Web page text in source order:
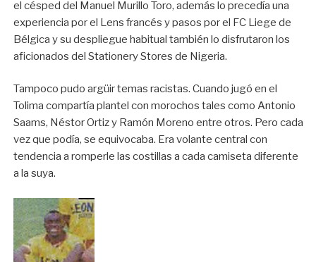
el césped del Manuel Murillo Toro, además lo precedía una
experiencia por el Lens francés y pasos por el FC Liege de
Bélgica y su despliegue habitual también lo disfrutaron los
aficionados del Stationery Stores de Nigeria.
Tampoco pudo argüir temas racistas. Cuando jugó en el
Tolima compartía plantel con morochos tales como Antonio
Saams, Néstor Ortiz y Ramón Moreno entre otros. Pero cada
vez que podía, se equivocaba. Era volante central con
tendencia a romperle las costillas a cada camiseta diferente
a la suya.